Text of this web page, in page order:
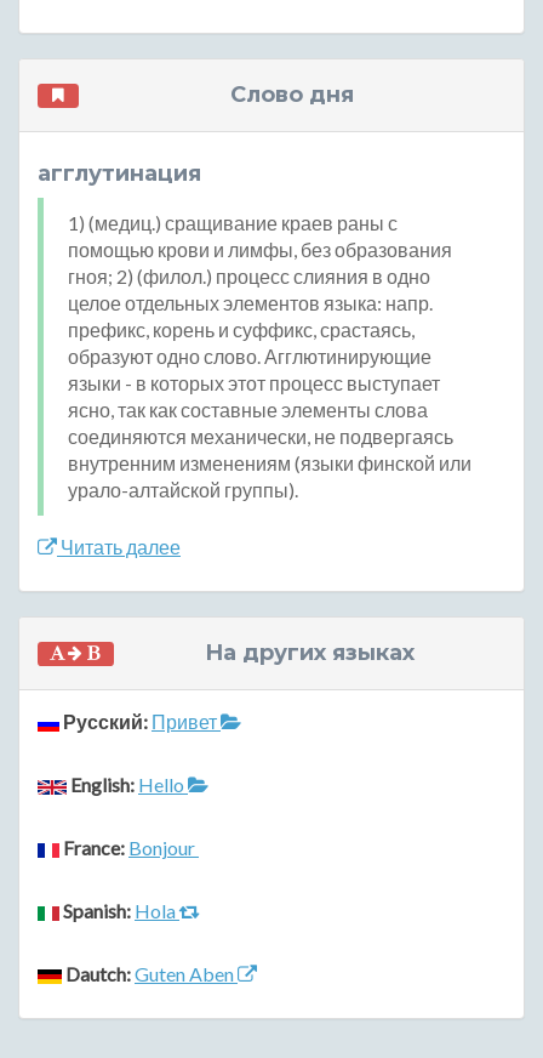
Слово дня
агглутинация
1) (медиц.) сращивание краев раны с
помощью крови и лимфы, без образования
гноя; 2) (филол.) процесс слияния в одно
целое отдельных элементов языка: напр.
префикс, корень и суффикс, срастаясь,
образуют одно слово. Агглютинирующие
языки - в которых этот процесс выступает
ясно, так как составные элементы слова
соединяются механически, не подвергаясь
внутренним изменениям (языки финской или
урало-алтайской группы).
Читать далее
На других языках
Русский: Привет
English: Hello
France: Bonjour
Spanish: Hola
Dautch:Guten Aben